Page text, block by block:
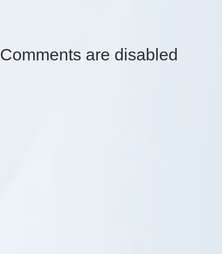
Comments are disabled